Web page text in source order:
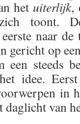
het uiterlijk,
toont.
naar de
gericht op
steeds
idee.
in
daglicht van